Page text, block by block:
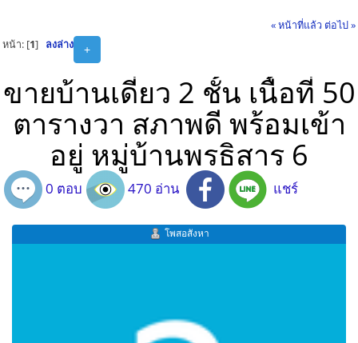
« หน้าที่แล้ว ต่อไป »
+
หน้า: [1] ลงล่าง
ขายบ้านเดี่ยว 2 ชั้น เนื้อที่ 50
ตารางวา สภาพดี พร้อมเข้า
อยู่ หมู่บ้านพรธิสาร 6
0 ตอบ 470 อ่าน แชร์
โพสอสังหา